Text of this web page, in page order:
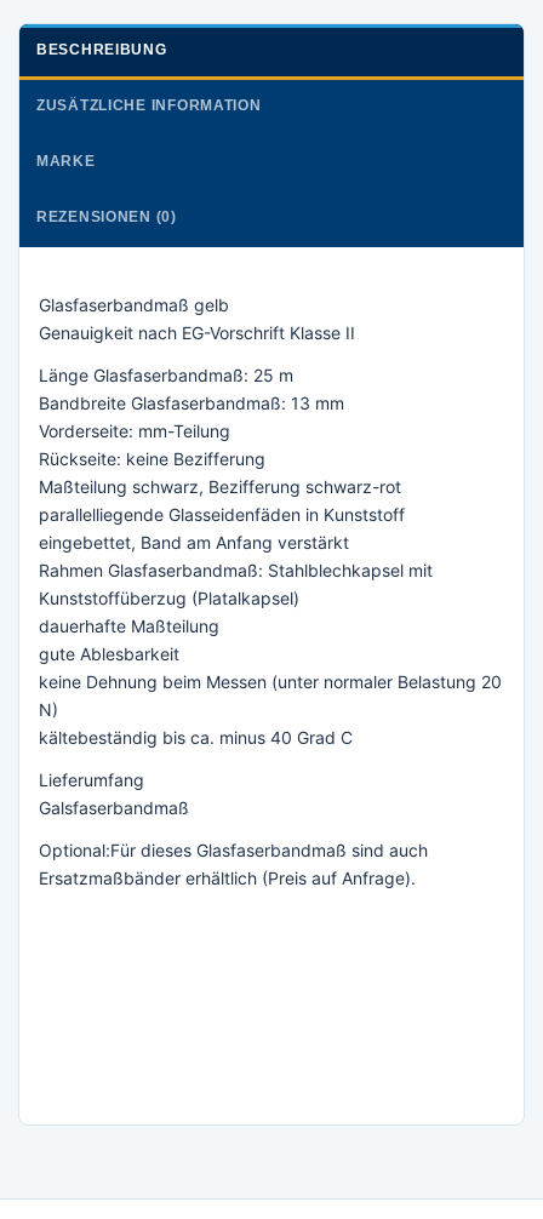
BESCHREIBUNG
ZUSÄTZLICHE INFORMATION
MARKE
REZENSIONEN (0)
Glasfaserbandmaß gelb
Genauigkeit nach EG-Vorschrift Klasse II
Länge Glasfaserbandmaß: 25 m
Bandbreite Glasfaserbandmaß: 13 mm
Vorderseite: mm-Teilung
Rückseite: keine Bezifferung
Maßteilung schwarz, Bezifferung schwarz-rot
parallelliegende Glasseidenfäden in Kunststoff
eingebettet, Band am Anfang verstärkt
Rahmen Glasfaserbandmaß: Stahlblechkapsel mit
Kunststoffüberzug (Platalkapsel)
dauerhafte Maßteilung
gute Ablesbarkeit
keine Dehnung beim Messen (unter normaler Belastung 20
N)
kältebeständig bis ca. minus 40 Grad C
Lieferumfang
Galsfaserbandmaß
Optional:Für dieses Glasfaserbandmaß sind auch
Ersatzmaßbänder erhältlich (Preis auf Anfrage).